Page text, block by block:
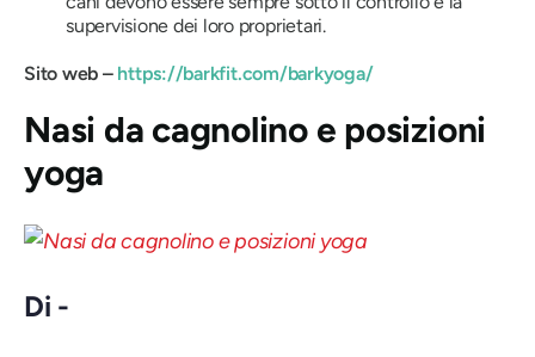
supervisione dei loro proprietari.
Sito web –https://barkfit.com/barkyoga/
Nasi da cagnolino e posizioni
yoga
Di -